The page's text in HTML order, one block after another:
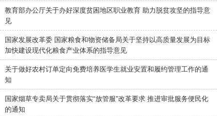
教育部办公厅关于办好深度贫困地区职业教育 助力脱贫攻坚的指导意
见
国家发展改革委 国家粮食和物资储备局关于坚持以高质量发展为目标
加快建设现代化粮食产业体系的指导意见
关于做好农村订单定向免费培养医学生就业安置和履约管理工作的通
知
国家烟草专卖局关于贯彻落实“放管服”改革要求 推进审批服务便民化
的通知